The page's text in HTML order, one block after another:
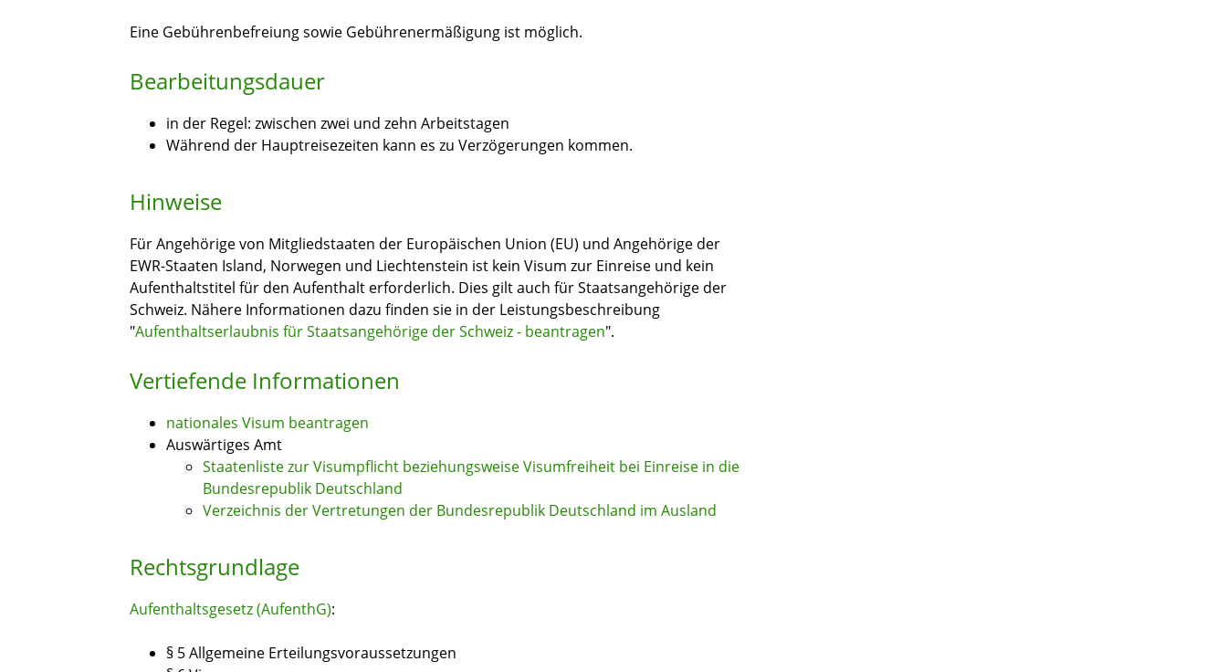
Eine Gebührenbefreiung sowie Gebührenermäßigung ist möglich.
Bearbeitungsdauer
in der Regel: zwischen zwei und zehn Arbeitstagen
Während der Hauptreisezeiten kann es zu Verzögerungen kommen.
Hinweise
Für Angehörige von Mitgliedstaaten der Europäischen Union (EU) und Angehörige der
EWR-Staaten Island, Norwegen und Liechtenstein ist kein Visum zur Einreise und kein
Aufenthaltstitel für den Aufenthalt erforderlich. Dies gilt auch für Staatsangehörige der
Schweiz. Nähere Informationen dazu finden sie in der Leistungsbeschreibung
"Aufenthaltserlaubnis für Staatsangehörige der Schweiz - beantragen".
Vertiefende Informationen
nationales Visum beantragen
Auswärtiges Amt
Staatenliste zur Visumpflicht beziehungsweise Visumfreiheit bei Einreise in die
Bundesrepublik Deutschland
Verzeichnis der Vertretungen der Bundesrepublik Deutschland im Ausland
Rechtsgrundlage
Aufenthaltsgesetz (AufenthG):
§ 5 Allgemeine Erteilungsvoraussetzungen